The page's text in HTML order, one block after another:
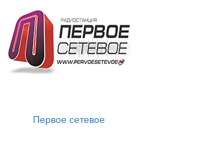
Первое сетевое